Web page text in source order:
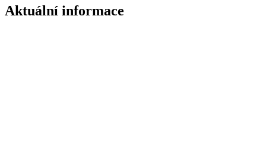
Aktuální informace